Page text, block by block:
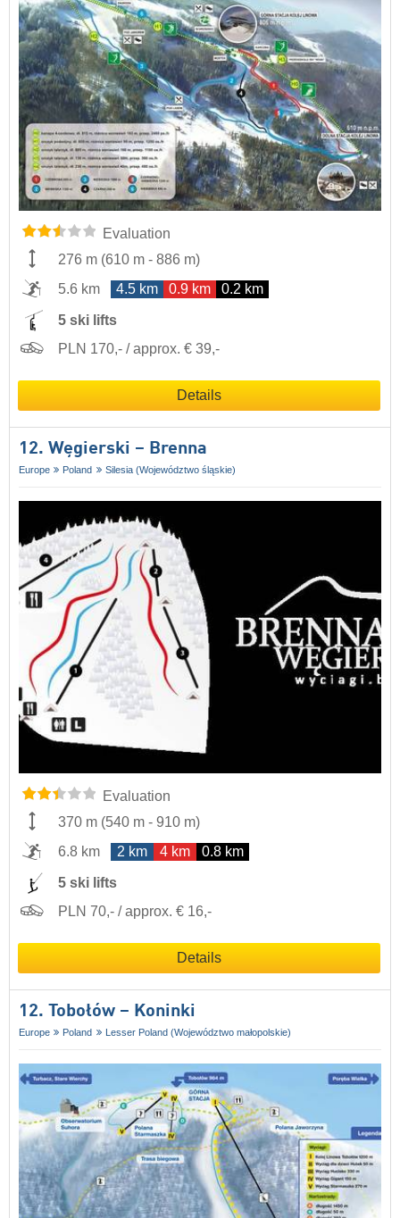
Evaluation
276 m (610 m - 886 m)
5.6 km
4.5 km 0.9 km 0.2 km
5 ski lifts
PLN 170,- / approx. € 39,-
Details
12. Węgierski – Brenna
Europe Poland Silesia (Województwo śląskie)
Evaluation
370 m (540 m - 910 m)
6.8 km
2 km 4 km 0.8 km
5 ski lifts
PLN 70,- / approx. € 16,-
Details
12. Tobołów – Koninki
Europe Poland Lesser Poland (Województwo małopolskie)